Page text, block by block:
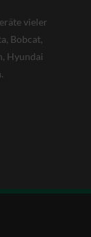
vieler
Bobcat,
Hyundai